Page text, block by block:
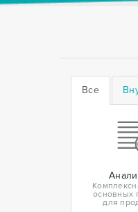
Все
основных
для